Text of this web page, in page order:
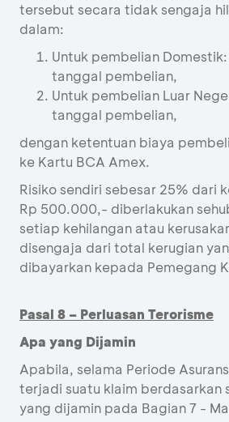
tersebut secara tidak sengaja
dalam:
Untuk pembelian
tanggal pembelian,
Untuk pembelian Luar
tanggal pembelian,
dengan ketentuan biaya
ke Kartu BCA Amex.
Risiko sendiri sebesar 25% dari
Rp 500.000,- diberlakukan
setiap kehilangan atau
disengaja dari total kerugian
dibayarkan kepada Pemegang
Pasal 8 – Perluasan Terorisme
Apa yang Dijamin
Apabila, selama Periode
terjadi suatu klaim berdasarkan
yang dijamin pada Bagian 7 -